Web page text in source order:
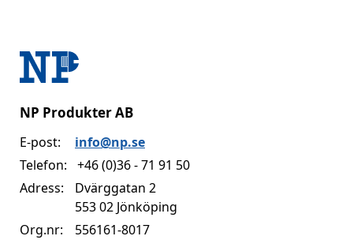
NP Produkter AB
E-post:
info@np.se
Telefon:
+46 (0)36 - 71 91 50
Adress:
Dvärggatan 2
553 02 Jönköping
Org.nr:
556161-8017